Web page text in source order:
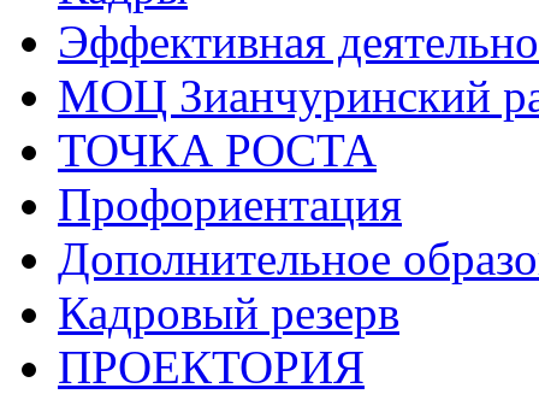
Эффективная
МОЦ Зианчуринский
ТОЧКА РОСТА
Профориентация
Дополнительное
Кадровый резерв
ПРОЕКТОРИЯ